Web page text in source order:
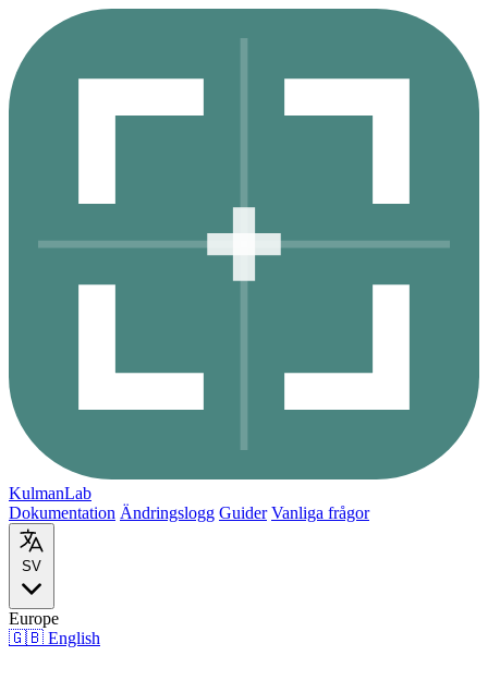
KulmanLab
Dokumentation Ändringslogg Guider Vanliga frågor
SV
Europe
🇬🇧 English